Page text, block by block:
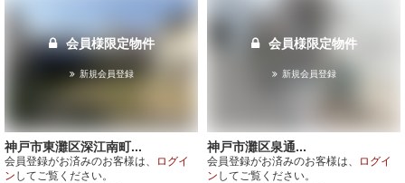
会員様限定物件
新規会員登録
神戸市東灘区深江南町...
会員登録がお済みのお客様は、
ログイ
ン してご覧ください。
会員様限定物件
新規会員登録
神戸市灘区泉通...
会員登録がお済みのお客様は、
ログイ
ン してご覧ください。